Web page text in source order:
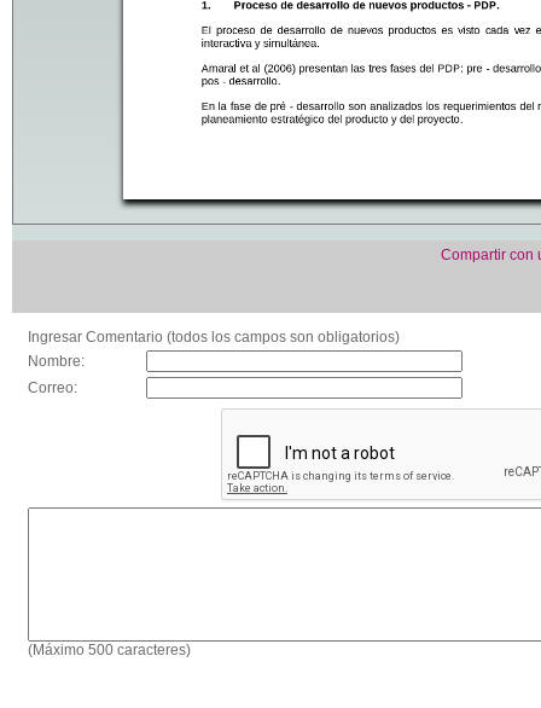
Compartir con
Ingresar Comentario (todos los campos son obligatorios)
Nombre:
Correo:
(Máximo 500 caracteres)